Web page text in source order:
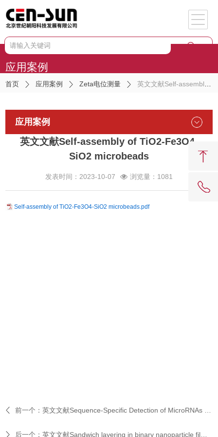
应用案例
首页 应用案例 Zeta电位测量 英文文献Self-assembly of TiO2-Fe3O4-SiO2 microbeads
应用案例
英文文献Self-assembly of TiO2-Fe3O4-
SiO2 microbeads
发表时间：2023-10-07 浏览量：1081
Self-assembly of TiO2-Fe3O4-SiO2 microbeads.pdf
前一个：英文文献Sequence-Specific Detection of MicroRNAs Related to Clear Cell
后一个：英文文献Sandwich layering in binary nanoparticle films and effect of size ratio on stratification behavior